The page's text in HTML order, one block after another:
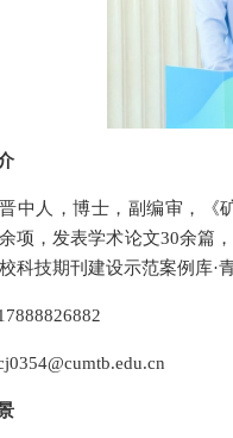
中人，博士，副编审，《
项，发表学术论文30余篇
科技期刊建设示范案例库·